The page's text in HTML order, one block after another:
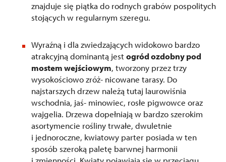
znajduje się piątka do rodnych grabów pospolitych
stojących w regularnym szeregu.
Wyraźną i dla zwiedzających widokowo bardzo
atrakcyjną dominantą jestogród ozdobny pod
mostem wejściowym, tworzony przez trzy
wysokościowo zróż- nicowane tarasy. Do
najstarszych drzew należą tutaj laurowiśnia
wschodnia, jaś- minowiec, rosłe pigwowce oraz
wajgelia. Drzewa dopełniają w bardzo szerokim
asortymencie rośliny trwałe, dwuletnie
i jednoroczne, kwiatowy parter posiada w ten
sposób szeroką paletę barwnej harmonii